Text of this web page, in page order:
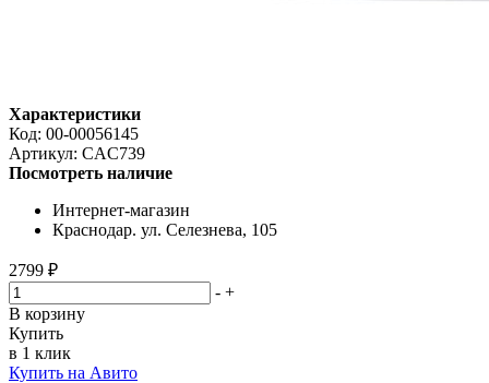
Характеристики
Код: 00-00056145
Артикул: CAC739
Посмотреть наличие
Интернет-магазин
Краснодар. ул. Селезнева, 105
2799 ₽
- +
В корзину
Купить
в 1 клик
Купить на Авито